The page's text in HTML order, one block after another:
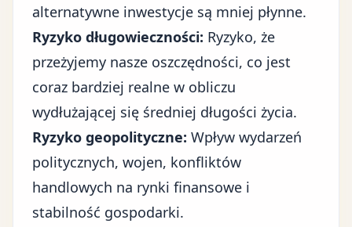
alternatywne inwestycje są mniej płynne.
Ryzyko długowieczności: Ryzyko, że
przeżyjemy nasze oszczędności, co jest
coraz bardziej realne w obliczu
wydłużającej się średniej długości życia.
Ryzyko geopolityczne: Wpływ wydarzeń
politycznych, wojen, konfliktów
handlowych na rynki finansowe i
stabilność gospodarki.